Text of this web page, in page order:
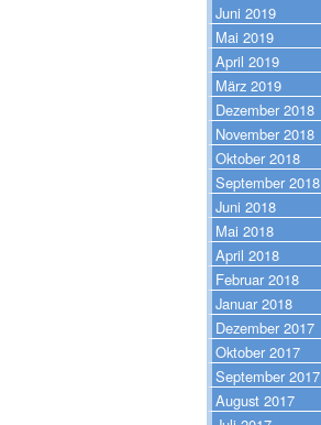
Juni 2019
Mai 2019
April 2019
März 2019
Dezember 2018
November 2018
Oktober 2018
September 2018
Juni 2018
Mai 2018
April 2018
Februar 2018
Januar 2018
Dezember 2017
Oktober 2017
September 2017
August 2017